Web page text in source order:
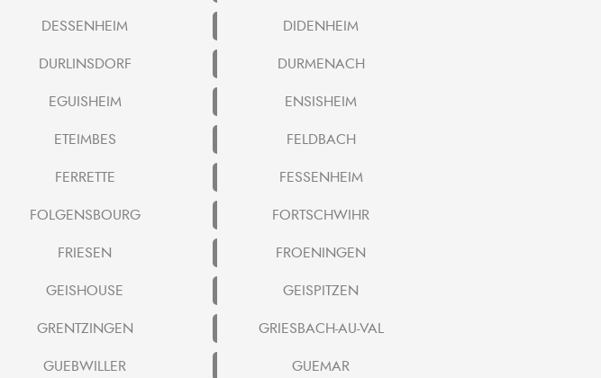
DESSENHEIM
DIDENHEIM
DURLINSDORF
DURMENACH
EGUISHEIM
ENSISHEIM
ETEIMBES
FELDBACH
FERRETTE
FESSENHEIM
FOLGENSBOURG
FORTSCHWIHR
FRIESEN
FROENINGEN
GEISHOUSE
GEISPITZEN
GRENTZINGEN
GRIESBACH-AU-VAL
GUEBWILLER
GUEMAR